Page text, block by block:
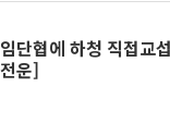
임단협에 하청 직접교
전운]